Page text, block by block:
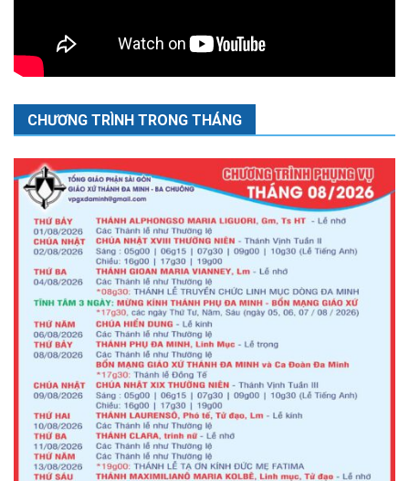
CHƯƠNG TRÌNH TRONG THÁNG